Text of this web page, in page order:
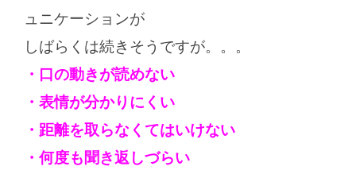
ュニケーションが
しばらくは続きそうですが。。。
・口の動きが読めない
・表情が分かりにくい
・距離を取らなくてはいけない
・何度も聞き返しづらい